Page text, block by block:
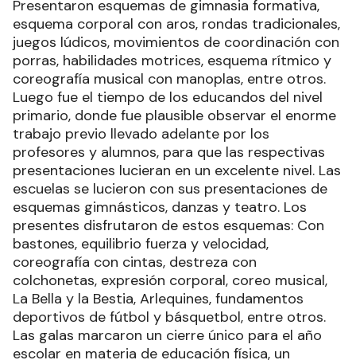
Presentaron esquemas de gimnasia formativa,
esquema corporal con aros, rondas tradicionales,
juegos lúdicos, movimientos de coordinación con
porras, habilidades motrices, esquema rítmico y
coreografía musical con manoplas, entre otros.
Luego fue el tiempo de los educandos del nivel
primario, donde fue plausible observar el enorme
trabajo previo llevado adelante por los
profesores y alumnos, para que las respectivas
presentaciones lucieran en un excelente nivel. Las
escuelas se lucieron con sus presentaciones de
esquemas gimnásticos, danzas y teatro. Los
presentes disfrutaron de estos esquemas: Con
bastones, equilibrio fuerza y velocidad,
coreografía con cintas, destreza con
colchonetas, expresión corporal, coreo musical,
La Bella y la Bestia, Arlequines, fundamentos
deportivos de fútbol y básquetbol, entre otros.
Las galas marcaron un cierre único para el año
escolar en materia de educación física, un